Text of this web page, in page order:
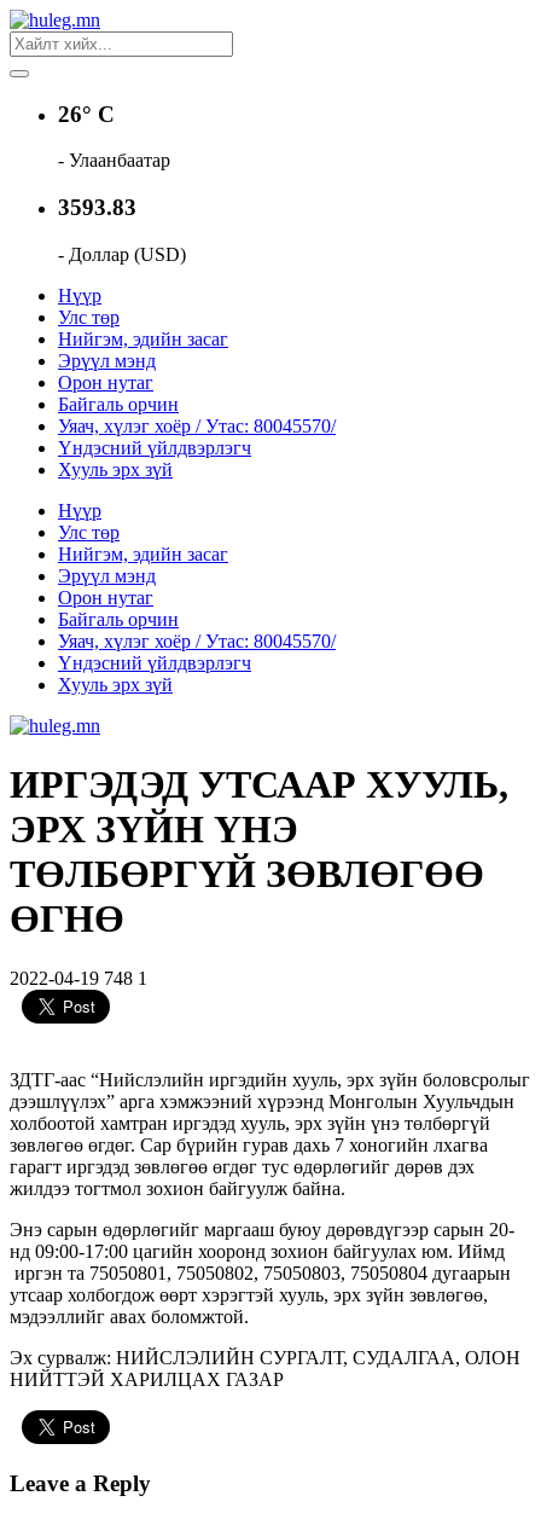
26° C
- Улаанбаатар
3593.83
- Доллар (USD)
Нүүр
Улс төр
Нийгэм, эдийн засаг
Эрүүл мэнд
Орон нутаг
Байгаль орчин
Уяач, хүлэг хоёр / Утас: 80045570/
Үндэсний үйлдвэрлэгч
Хууль эрх зүй
Нүүр
Улс төр
Нийгэм, эдийн засаг
Эрүүл мэнд
Орон нутаг
Байгаль орчин
Уяач, хүлэг хоёр / Утас: 80045570/
Үндэсний үйлдвэрлэгч
Хууль эрх зүй
ИРГЭДЭД УТСААР ХУУЛЬ,
ЭРХ ЗҮЙН ҮНЭ
ТӨЛБӨРГҮЙ ЗӨВЛӨГӨӨ
ӨГНӨ
2022-04-19 748 1
ЗДТГ-аас “Нийслэлийн иргэдийн хууль, эрх зүйн боловсролыг
дээшлүүлэх” арга хэмжээний хүрээнд Монголын Хуульчдын
холбоотой хамтран иргэдэд хууль, эрх зүйн үнэ төлбөргүй
зөвлөгөө өгдөг. Сар бүрийн гурав дахь 7 хоногийн лхагва
гарагт иргэдэд зөвлөгөө өгдөг тус өдөрлөгийг дөрөв дэх
жилдээ тогтмол зохион байгуулж байна.
Энэ сарын өдөрлөгийг маргааш буюу дөрөвдүгээр сарын 20-
нд 09:00-17:00 цагийн хооронд зохион байгуулах юм. Иймд
иргэн та 75050801, 75050802, 75050803, 75050804 дугаарын
утсаар холбогдож өөрт хэрэгтэй хууль, эрх зүйн зөвлөгөө,
мэдээллийг авах боломжтой.
Эх сурвалж: НИЙСЛЭЛИЙН СУРГАЛТ, СУДАЛГАА, ОЛОН
НИЙТТЭЙ ХАРИЛЦАХ ГАЗАР
Leave a Reply